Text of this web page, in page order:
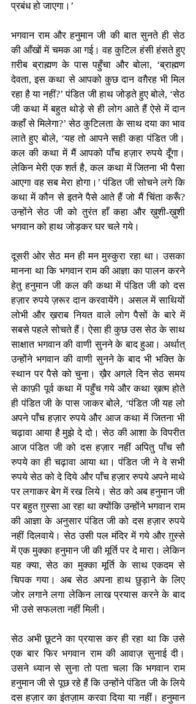
प्रबंध हो जाएगा।’
भगवान राम और हनुमान जी की बात सुनते ही सेठ
की आँखों में चमक आ गई। वह कुटिल हंसी हंसते हुए
ग़रीब ब्राह्मण के पास पहुँचा और बोला, ‘ब्राह्मण
देवता, इस कथा से आपको कुछ दान वग़ैरह भी मिल
रहा है या नहीं?’ पंडित जी हाथ जोड़ते हुए बोले, ‘सेठ
जी कथा में बहुत थोड़े से ही लोग आते हैं ऐसे में दान
कहाँ से मिलेगा?’ सेठ कुटिलता के साथ दया का भाव
लाते हुए बोले, ‘यह तो आपने सही कहा पंडित जी।
कल की कथा में मैं आपको पाँच हज़ार रुपये दूँगा।
लेकिन मेरी एक शर्त है, कल कथा में जितना भी पैसा
आएगा वह सब मेरा होगा।’ पंडित जी सोचने लगे कि
कथा में कौन से इतने पैसे आते हैं जो मैं चिंता करूँ?
उन्होंने सेठ जी को तुरंत हाँ कहा और ख़ुशी-ख़ुशी
भगवान को हाथ जोड़कर घर चले गये।
दूसरी ओर सेठ मन ही मन मुस्कुरा रहा था। उसका
मानना था कि भगवान राम की आज्ञा का पालन करने
हेतु हनुमान जी कल की कथा में पंडित जी को दस
हज़ार रुपये ज़रूर दान करवायेंगे। असल में साथियों
लोभी और ख़राब नियत वाले लोग पैसों के बारे में
सबसे पहले सोचते हैं। ऐसा ही कुछ उस सेठ के साथ
साक्षात भगवान की वाणी सुनने के बाद हुआ। अर्थात्
उन्होंने भगवान की वाणी सुनने के बाद भी भक्ति के
स्थान पर पैसे को चुना। ख़ैर अगले दिन सेठ समय
से काफ़ी पूर्व कथा में पहुँच गये और कथा ख़त्म होते
ही पंडित जी के पास जाकर बोले, ‘पंडित जी यह लो
अपने पाँच हज़ार रुपये और आज कथा में जितना भी
चढ़ावा आया है मुझे दे दो। सेठ की आशा के विपरीत
आज पंडित जी को दस हज़ार नहीं अपितु पाँच सौ
रुपये का ही चढ़ावा आया था। पंडित जी ने वे सभी
रुपये सेठ को दे दिये और पाँच हज़ार रुपये अपने माथे
पर लगाकर बेग में रख लिये। सेठ को अब हनुमान जी
पर बहुत ग़ुस्सा आ रहा था क्योंकि उन्होंने भगवान राम
की आज्ञा के अनुसार पंडित जी को दस हज़ार रुपये
नहीं दिलवाये। सेठ उसी पल मंदिर में गये और ग़ुस्से
में एक मुक्का हनुमान जी की मूर्ति पर दे मारा। लेकिन
यह क्या, सेठ का मुक्का मूर्ति के साथ एकदम से
चिपक गया। अब सेठ अपना हाथ छुड़ाने के लिए
जोर लगाने लगा लेकिन लाख प्रयास करने के बाद
भी उसे सफलता नहीं मिली।
सेठ अभी छूटने का प्रयास कर ही रहा था कि उसे
एक बार फिर भगवान राम की आवाज़ सुनाई दी।
उसने ध्यान से सुना तो पता चला कि भगवान राम
हनुमान जी से पूछ रहे हैं कि उन्होंने पंडित जी के लिये
दस हज़ार का इंतज़ाम करवा दिया या नहीं। हनुमान